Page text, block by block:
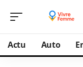
Actu Auto